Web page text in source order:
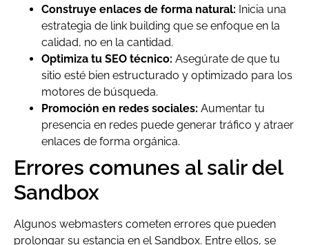
Construye enlaces de forma natural: Inicia una
estrategia de link building que se enfoque en la
calidad, no en la cantidad.
Optimiza tu SEO técnico: Asegúrate de que tu
sitio esté bien estructurado y optimizado para los
motores de búsqueda.
Promoción en redes sociales: Aumentar tu
presencia en redes puede generar tráfico y atraer
enlaces de forma orgánica.
Errores comunes al salir del
Sandbox
Algunos webmasters cometen errores que pueden
prolongar su estancia en el Sandbox. Entre ellos, se